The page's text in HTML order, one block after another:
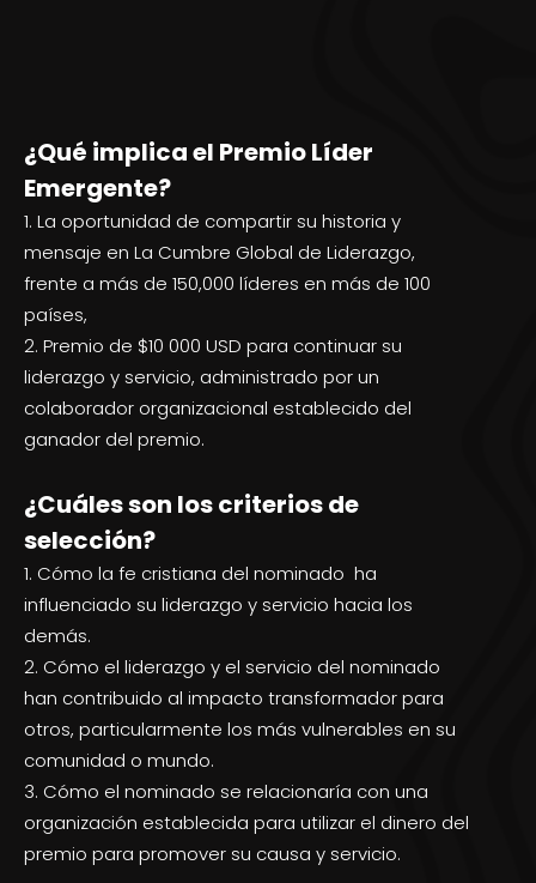
¿Qué implica el Premio Líder
Emergente?
La oportunidad de compartir su historia y
mensaje en La Cumbre Global de Liderazgo,
frente a más de 150,000 líderes en más de 100
países,
2. Premio de $10 000 USD para continuar su
liderazgo y servicio, administrado por un
colaborador organizacional establecido del
ganador del premio.
¿Cuáles son los criterios de
selección?
Cómo la fe cristiana del nominado ha
influenciado su liderazgo y servicio hacia los
demás.
2. Cómo el liderazgo y el servicio del nominado
han contribuido al impacto transformador para
otros, particularmente los más vulnerables en su
comunidad o mundo.
3. Cómo el nominado se relacionaría con una
organización establecida para utilizar el dinero del
premio para promover su causa y servicio.